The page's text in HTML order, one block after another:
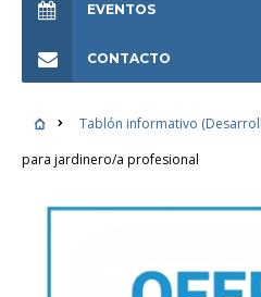
EVENTOS
CONTACTO
Tablón informativo
para jardinero/a profesional